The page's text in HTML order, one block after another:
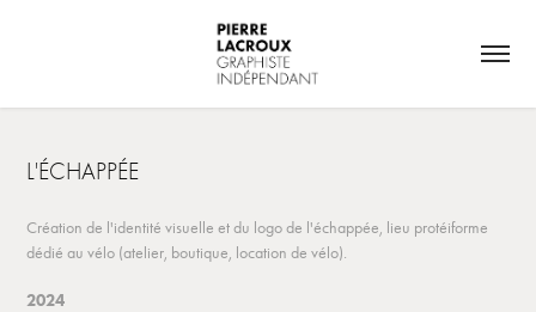
L'ÉCHAPPÉE
Création de l'identité visuelle et du logo de l'échappée, lieu protéiforme
dédié au vélo (atelier, boutique, location de vélo).
2024